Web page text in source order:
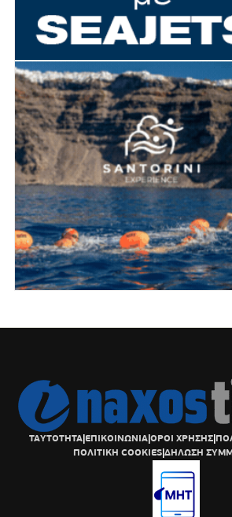
ΤΑΥΤΟΤΗΤΑ|ΕΠΙΚΟΙΝΩΝΙΑ|ΟΡΟΙ ΧΡΗΣΗΣ|
ΠΟΛΙΤΙΚΗ COOKIES|ΔΗΛΩΣΗ